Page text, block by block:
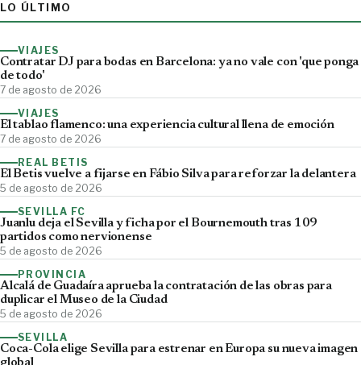
LO ÚLTIMO
VIAJES
Contratar DJ para bodas en Barcelona: ya no vale con 'que ponga
de todo'
7 de agosto de 2026
VIAJES
El tablao flamenco: una experiencia cultural llena de emoción
7 de agosto de 2026
REAL BETIS
El Betis vuelve a fijarse en Fábio Silva para reforzar la delantera
5 de agosto de 2026
SEVILLA FC
Juanlu deja el Sevilla y ficha por el Bournemouth tras 109
partidos como nervionense
5 de agosto de 2026
PROVINCIA
Alcalá de Guadaíra aprueba la contratación de las obras para
duplicar el Museo de la Ciudad
5 de agosto de 2026
SEVILLA
Coca-Cola elige Sevilla para estrenar en Europa su nueva imagen